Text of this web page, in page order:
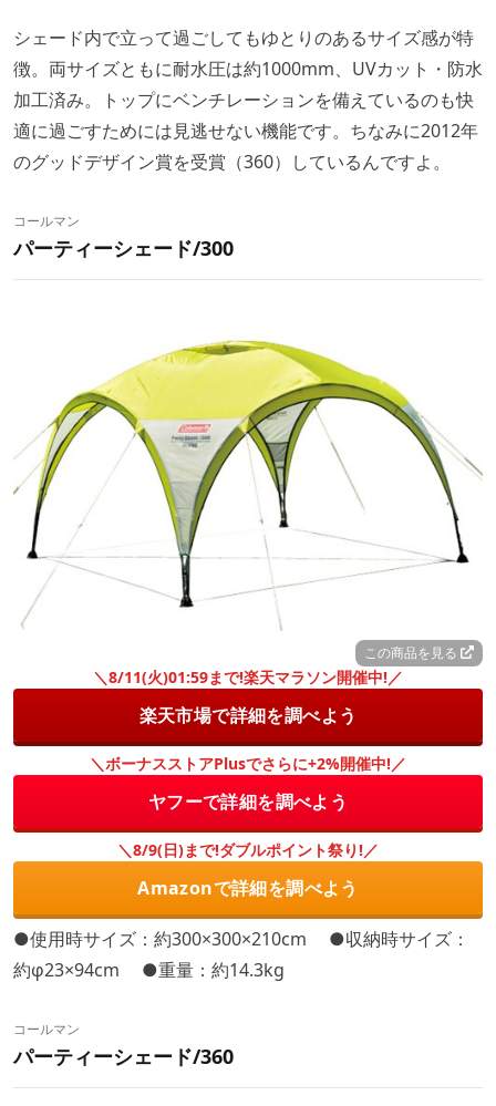
シェード内で立って過ごしてもゆとりのあるサイズ感が特
徴。両サイズともに耐水圧は約1000mm、UVカット・防水
加工済み。トップにベンチレーションを備えているのも快
適に過ごすためには見逃せない機能です。ちなみに2012年
のグッドデザイン賞を受賞（360）しているんですよ。
コールマン
パーティーシェード/300
この商品を見る
＼8/11(火)01:59まで!楽天マラソン開催中!／
楽天市場で詳細を調べよう
＼ボーナスストアPlusでさらに+2%開催中!／
ヤフーで詳細を調べよう
＼8/9(日)まで!ダブルポイント祭り!／
Amazonで詳細を調べよう
●使用時サイズ：約300×300×210cm ●収納時サイズ：
約φ23×94cm ●重量：約14.3kg
コールマン
パーティーシェード/360